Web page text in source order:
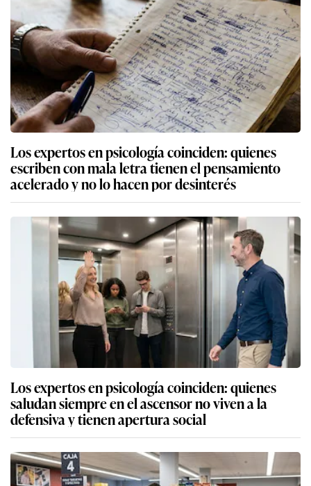
Los expertos en psicología coinciden: quienes
escriben con mala letra tienen el pensamiento
acelerado y no lo hacen por desinterés
Los expertos en psicología coinciden: quienes
saludan siempre en el ascensor no viven a la
defensiva y tienen apertura social